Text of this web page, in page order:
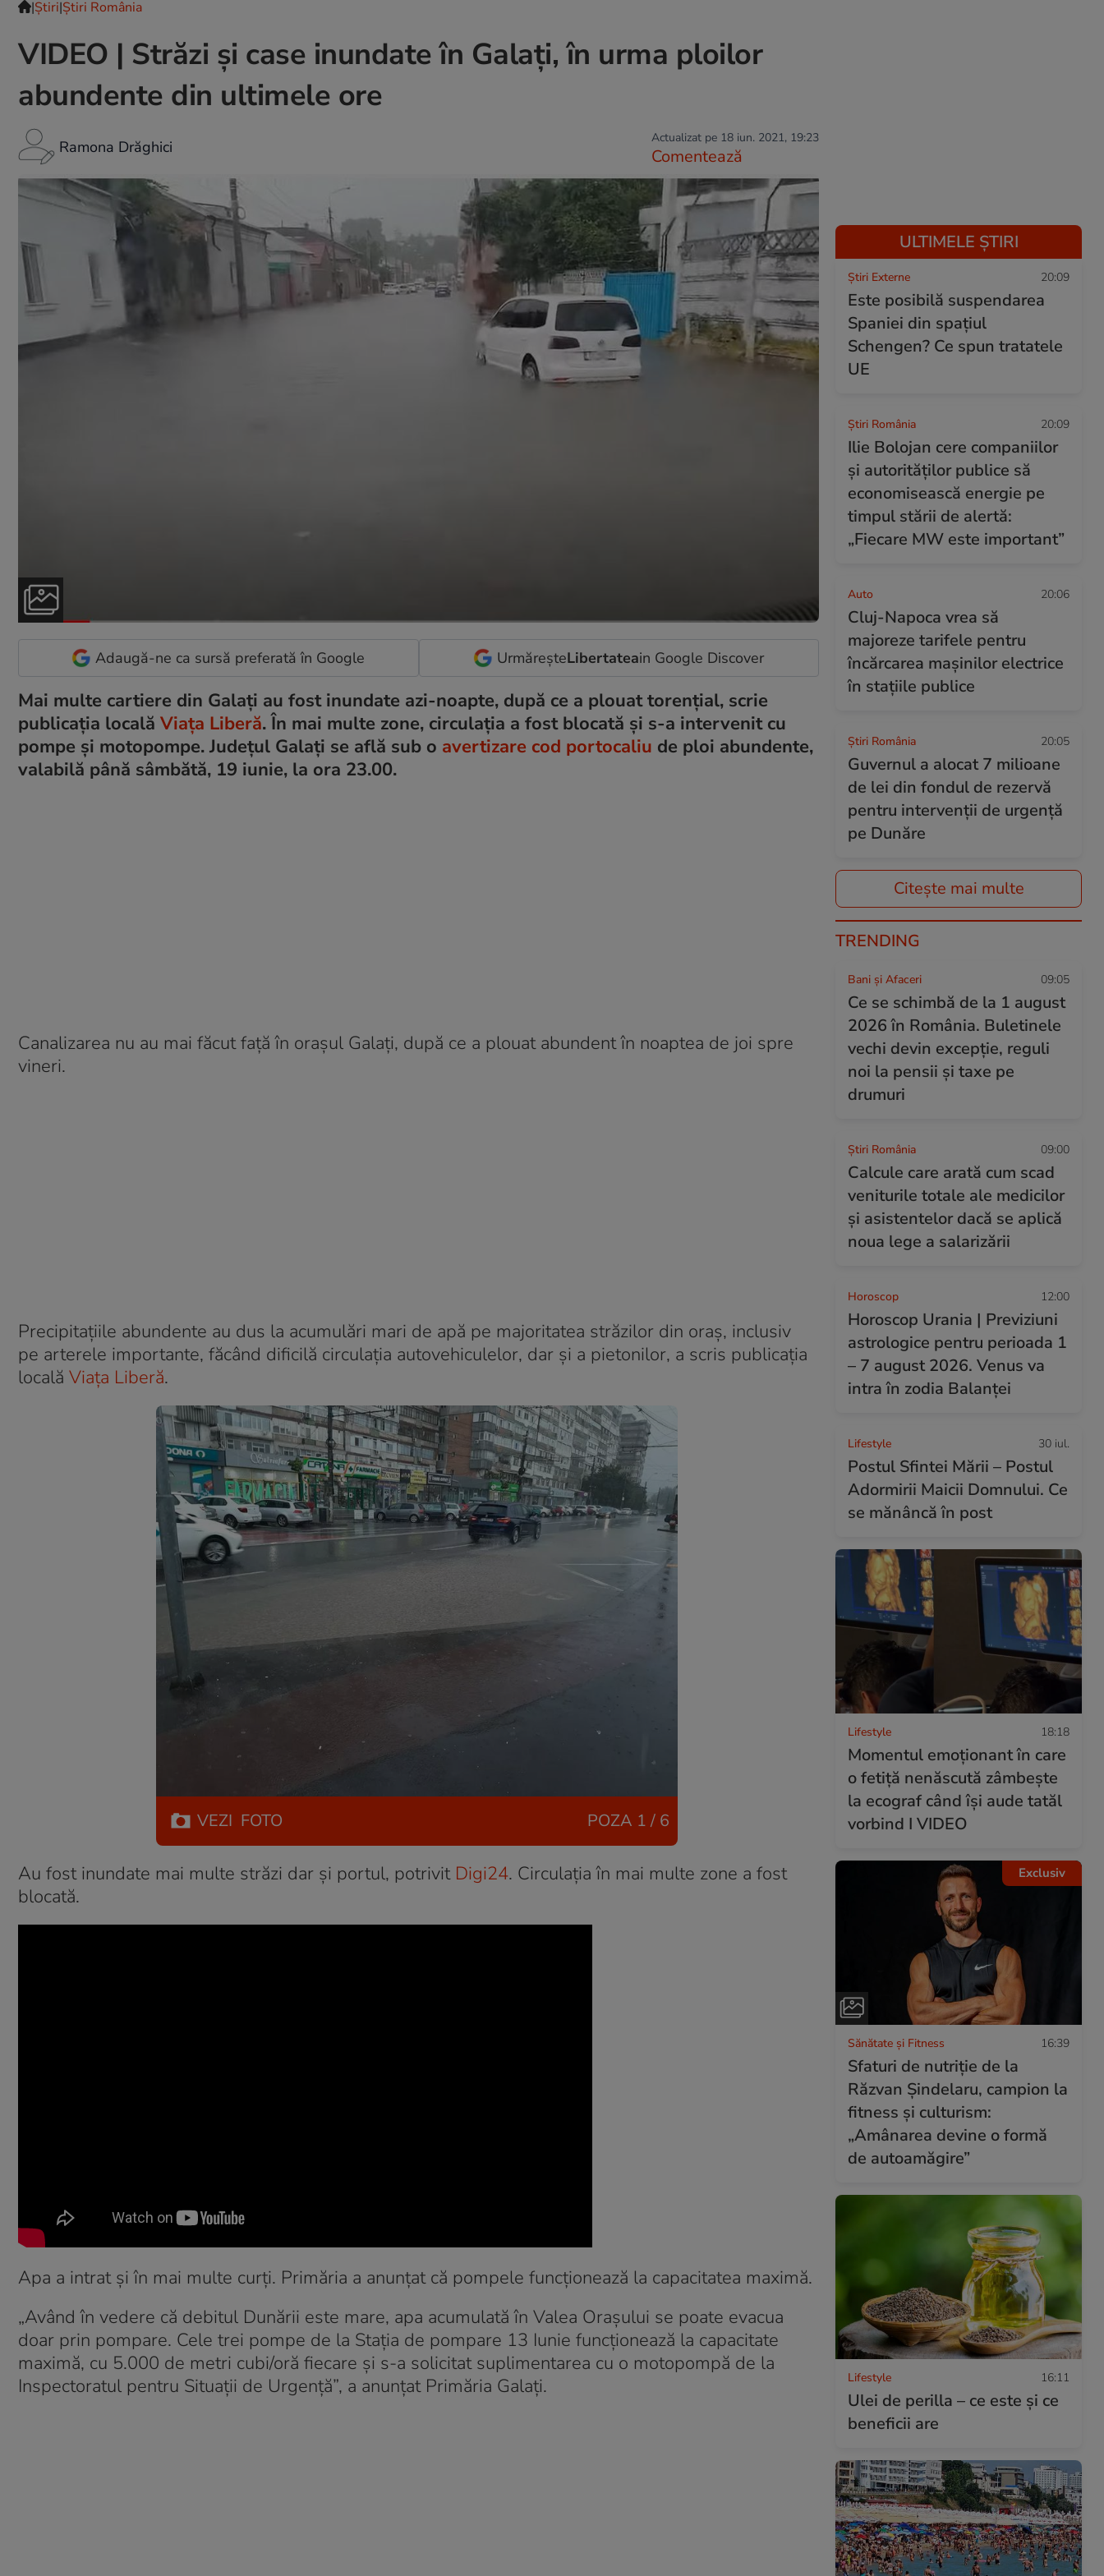
|Ştiri|Știri România
VIDEO | Străzi și case inundate în Galați, în urma ploilor
abundente din ultimele ore
Ramona Drăghici Actualizat pe 18 iun. 2021, 19:23
Comentează
Adaugă-ne ca sursă preferată în Google UrmăreșteLibertateain Google Discover
Mai multe cartiere din Galați au fost inundate azi-noapte, după ce a plouat torențial, scrie
publicația locală Viața Liberă. În mai multe zone, circulația a fost blocată și s-a intervenit cu
pompe și motopompe. Județul Galați se află sub o avertizare cod portocaliu de ploi abundente,
valabilă până sâmbătă, 19 iunie, la ora 23.00.
Canalizarea nu au mai făcut față în orașul Galați, după ce a plouat abundent în noaptea de joi spre
vineri.
Precipitațiile abundente au dus la acumulări mari de apă pe majoritatea străzilor din oraș, inclusiv
pe arterele importante, făcând dificilă circulația autovehiculelor, dar și a pietonilor, a scris publicația
locală Viața Liberă.
VEZI FOTO POZA 1 / 6
Au fost inundate mai multe străzi dar și portul, potrivit Digi24. Circulația în mai multe zone a fost
blocată.
Apa a intrat și în mai multe curți. Primăria a anunțat că pompele funcționează la capacitatea maximă.
„Având în vedere că debitul Dunării este mare, apa acumulată în Valea Orașului se poate evacua
doar prin pompare. Cele trei pompe de la Stația de pompare 13 Iunie funcționează la capacitate
maximă, cu 5.000 de metri cubi/oră fiecare și s-a solicitat suplimentarea cu o motopompă de la
Inspectoratul pentru Situații de Urgență”, a anunțat Primăria Galați.
ULTIMELE ȘTIRI
Știri Externe 20:09
Este posibilă suspendarea
Spaniei din spațiul
Schengen? Ce spun tratatele
UE
Știri România 20:09
Ilie Bolojan cere companiilor
și autorităților publice să
economisească energie pe
timpul stării de alertă:
„Fiecare MW este important”
Auto 20:06
Cluj-Napoca vrea să
majoreze tarifele pentru
încărcarea mașinilor electrice
în stațiile publice
Știri România 20:05
Guvernul a alocat 7 milioane
de lei din fondul de rezervă
pentru intervenții de urgență
pe Dunăre
Citește mai multe
TRENDING
Bani și Afaceri 09:05
Ce se schimbă de la 1 august
2026 în România. Buletinele
vechi devin excepție, reguli
noi la pensii și taxe pe
drumuri
Știri România 09:00
Calcule care arată cum scad
veniturile totale ale medicilor
și asistentelor dacă se aplică
noua lege a salarizării
Horoscop 12:00
Horoscop Urania | Previziuni
astrologice pentru perioada 1
– 7 august 2026. Venus va
intra în zodia Balanței
Lifestyle 30 iul.
Postul Sfintei Mării – Postul
Adormirii Maicii Domnului. Ce
se mănâncă în post
Lifestyle 18:18
Momentul emoționant în care
o fetiță nenăscută zâmbește
la ecograf când își aude tatăl
vorbind I VIDEO
Exclusiv
Sănătate și Fitness 16:39
Sfaturi de nutriție de la
Răzvan Șindelaru, campion la
fitness și culturism:
„Amânarea devine o formă
de autoamăgire”
Lifestyle 16:11
Ulei de perilla – ce este și ce
beneficii are